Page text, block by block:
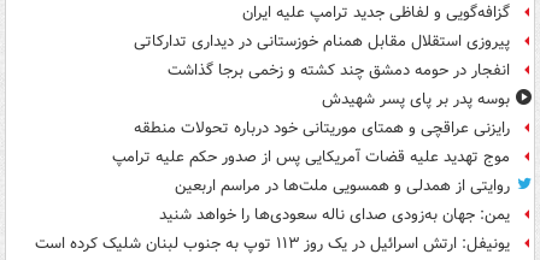
گزافه‌گویی و لفاظی جدید ترامپ علیه ایران
پیروزی استقلال مقابل همنام خوزستانی در دیداری تدارکاتی
انفجار در حومه دمشق چند کشته و زخمی برجا گذاشت
بوسه‌ پدر بر پای پسر شهیدش
رایزنی عراقچی و همتای موریتانی خود درباره تحولات منطقه
موج تهدید علیه قضات آمریکایی پس از صدور حکم علیه ترامپ
روایتی از همدلی و همسویی ملت‌ها در مراسم اربعین
یمن: جهان به‌زودی صدای ناله سعودی‌ها را خواهد شنید
یونیفل: ارتش اسرائیل در یک روز ۱۱۳ توپ به جنوب لبنان شلیک کرده است